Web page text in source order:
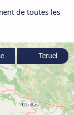
de toutes les
Teruel